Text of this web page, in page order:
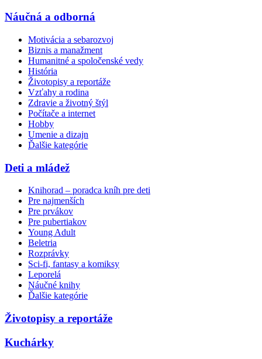
Náučná a odborná
Motivácia a sebarozvoj
Biznis a manažment
Humanitné a spoločenské vedy
História
Životopisy a reportáže
Vzťahy a rodina
Zdravie a životný štýl
Počítače a internet
Hobby
Umenie a dizajn
Ďalšie kategórie
Deti a mládež
Knihorad – poradca kníh pre deti
Pre najmenších
Pre prvákov
Pre pubertiakov
Young Adult
Beletria
Rozprávky
Sci-fi, fantasy a komiksy
Leporelá
Náučné knihy
Ďalšie kategórie
Životopisy a reportáže
Kuchárky